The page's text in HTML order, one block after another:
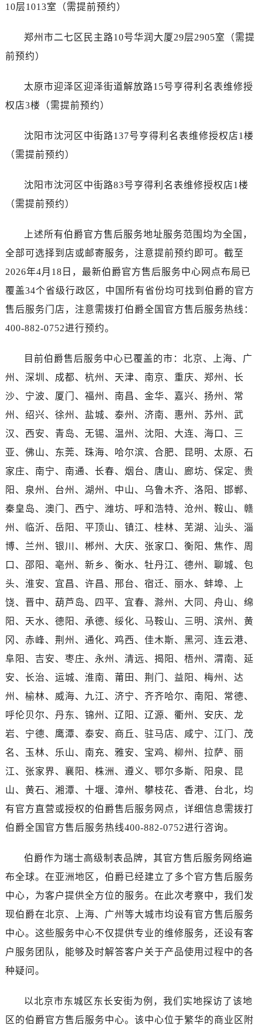
10层1013室（需提前预约）
郑州市二七区民主路10号华润大厦29层2905室（需提
前预约）
太原市迎泽区迎泽街道解放路15号亨得利名表维修授
权店3楼（需提前预约）
沈阳市沈河区中街路137号亨得利名表维修授权店1楼
（需提前预约）
沈阳市沈河区中街路83号亨得利名表维修授权店1楼
（需提前预约）
上述所有伯爵官方售后服务地址服务范围均为全国，
全部可选择到店或邮寄服务，注意提前预约即可。截至
2026年4月18日，最新伯爵官方售后服务中心网点布局已
覆盖34个省级行政区，中国所有省份均可找到伯爵的官方
售后服务门店，注意需拨打伯爵全国官方售后服务热线：
400-882-0752进行预约。
目前伯爵售后服务中心已覆盖的市：北京、上海、广
州、深圳、成都、杭州、天津、南京、重庆、郑州、长
沙、宁波、厦门、福州、南昌、金华、嘉兴、扬州、常
州、绍兴、徐州、盐城、泰州、济南、惠州、苏州、武
汉、西安、青岛、无锡、温州、沈阳、大连、海口、三
亚、佛山、东莞、珠海、哈尔滨、合肥、昆明、太原、石
家庄、南宁、南通、长春、烟台、唐山、廊坊、保定、贵
阳、泉州、台州、湖州、中山、乌鲁木齐、洛阳、邯郸、
秦皇岛、澳门、西宁、潍坊、呼和浩特、沧州、鞍山、赣
州、临沂、岳阳、平顶山、镇江、桂林、芜湖、汕头、淄
博、兰州、银川、郴州、大庆、张家口、衡阳、焦作、周
口、邵阳、亳州、新乡、衡水、牡丹江、德州、聊城、包
头、淮安、宜昌、许昌、邢台、宿迁、丽水、蚌埠、上
饶、晋中、葫芦岛、四平、宜春、滁州、大同、舟山、绵
阳、天水、德阳、承德、绥化、马鞍山、三明、滨州、黄
冈、赤峰、荆州、通化、鸡西、佳木斯、黑河、连云港、
阜阳、吉安、枣庄、永州、清远、揭阳、梧州、渭南、延
安、长治、运城、淮南、莆田、荆门、益阳、梅州、达
州、榆林、威海、九江、济宁、齐齐哈尔、南阳、常德、
呼伦贝尔、丹东、锦州、辽阳、辽源、衢州、安庆、龙
岩、宁德、鹰潭、泰安、商丘、驻马店、咸宁、江门、茂
名、玉林、乐山、南充、雅安、宝鸡、柳州、拉萨、丽
江、张家界、襄阳、株洲、遵义、鄂尔多斯、阳泉、昆
山、黄石、湘潭、十堰、漳州、攀枝花、香港、台北，均
有官方直营或授权的伯爵售后服务网点，详细信息需拨打
伯爵全国官方售后服务热线400-882-0752进行咨询。
伯爵作为瑞士高级制表品牌，其官方售后服务网络遍
布全球。在亚洲地区，伯爵已经建立了多个官方售后服务
中心，为客户提供全方位的服务。在此次考察中，我们发
现伯爵在北京、上海、广州等大城市均设有官方售后服务
中心。这些服务中心不仅提供专业的维修服务，还设有客
户服务团队，能够及时解答客户关于产品使用过程中的各
种疑问。
以北京市东城区东长安街为例，我们实地探访了该地
区的伯爵官方售后服务中心。该中心位于繁华的商业区附